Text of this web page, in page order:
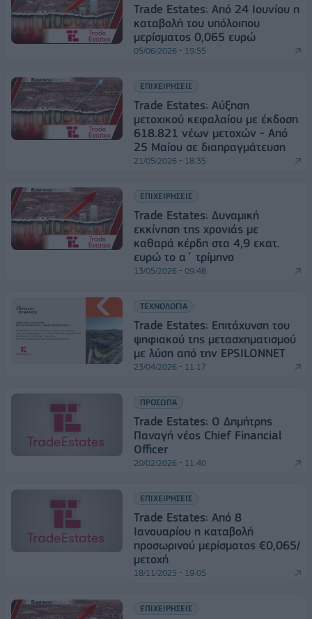
Trade Estates: Από 24 Ιουνίου η
καταβολή του υπόλοιπου
μερίσματος 0,065 ευρώ
05/06/2026 - 19:55
ΕΠΙΧΕΙΡΗΣΕΙΣ
Trade Estates: Αύξηση
μετοχικού κεφαλαίου με έκδοση
618.821 νέων μετοχών - Από
25 Μαίου σε διαπραγμάτευση
21/05/2026 - 18:35
ΕΠΙΧΕΙΡΗΣΕΙΣ
Trade Estates: Δυναμική
εκκίνηση της χρονιάς με
καθαρά κέρδη στα 4,9 εκατ.
ευρώ το α΄ τρίμηνο
13/05/2026 - 09:48
ΤΕΧΝΟΛΟΓΙΑ
Trade Estates: Επιτάχυνση του
ψηφιακού της μετασχηματισμού
με λύση από την EPSILONNET
23/04/2026 - 11:17
ΠΡΟΣΩΠΑ
Trade Estates: Ο Δημήτρης
Παναγή νέος Chief Financial
Officer
20/02/2026 - 11:40
ΕΠΙΧΕΙΡΗΣΕΙΣ
Trade Estates: Από 8
Ιανουαρίου η καταβολή
προσωρινού μερίσματος €0,065/
μετοχή
18/11/2025 - 19:05
ΕΠΙΧΕΙΡΗΣΕΙΣ